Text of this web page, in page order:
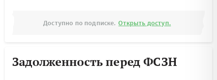
Доступно по подписке. Открыть доступ.
Задолженность перед ФСЗН